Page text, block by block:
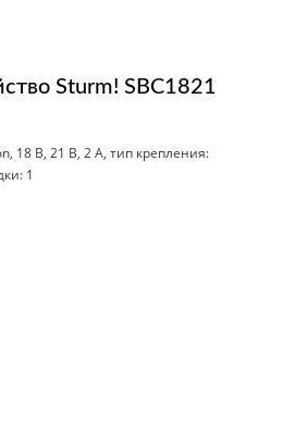
Sturm! SBC1821
18 В, 21 В, 2 А, тип крепления:
1